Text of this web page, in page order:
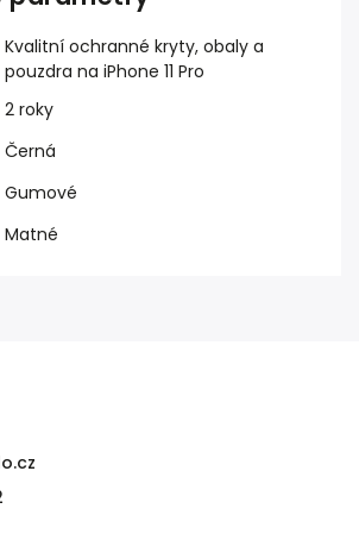
Kvalitní ochranné kryty, obaly a
pouzdra na iPhone 11 Pro
2 roky
Černá
Gumové
Matné